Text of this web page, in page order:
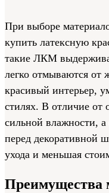
При выборе
купить латексную
такие ЛКМ
легко отмываются от
красивый интерьер,
стилях. В отличие от
сильной влажности,
перед декоративной
ухода и меньшая
Преимущества